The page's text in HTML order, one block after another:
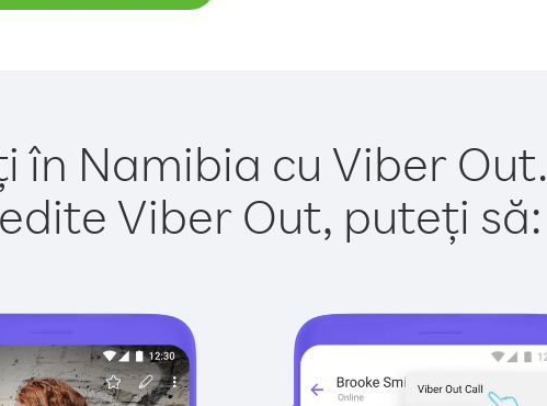
în Namibia cu Viber Out.
Viber Out, puteți să: